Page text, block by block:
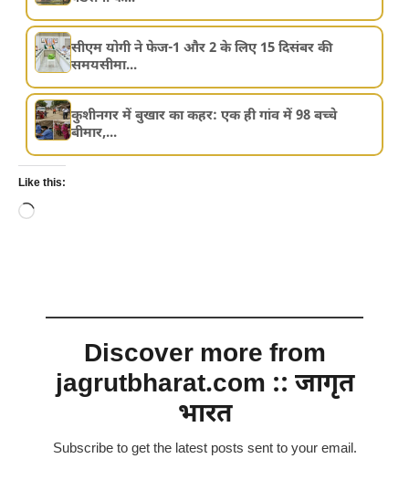
सीएम योगी ने फेज-1 और 2 के लिए 15 दिसंबर की
समयसीमा...
कुशीनगर में बुखार का कहर: एक ही गांव में 98 बच्चे
बीमार,...
Like this:
Loading…
Discover more from
jagrutbharat.com :: जागृत
भारत
Subscribe to get the latest posts sent to your email.